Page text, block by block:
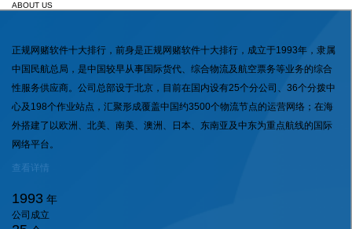
ABOUT US
正规网赌软件十大排行，前身是正规网赌软件十大排行，成立于1993年，隶属
中国民航总局，是中国较早从事国际货代、综合物流及航空票务等业务的综合
性服务供应商。公司总部设于北京，目前在国内设有25个分公司、36个分拨中
心及198个作业站点，汇聚形成覆盖中国约3500个物流节点的运营网络；在海
外搭建了以欧洲、北美、南美、澳洲、日本、东南亚及中东为重点航线的国际
网络平台。
查看详情
1993 年
公司成立